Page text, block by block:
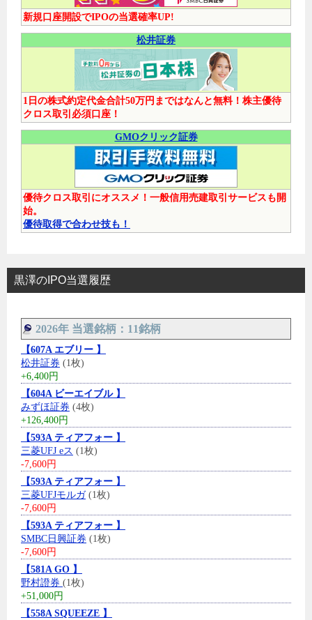
新規口座開設でIPOの当選確率UP!
松井証券
1日の株式約定代金合計50万円まではなんと無料！株主優待
クロス取引必須口座！
GMOクリック証券
優待クロス取引にオススメ！一般信用売建取引サービスも開
始。
優待取得で合わせ技も！
黒澤のIPO当選履歴
2026年 当選銘柄：11銘柄
【607A エブリー 】
松井証券 (1枚)
+6,400円
【604A ビーエイブル 】
みずほ証券 (4枚)
+126,400円
【593A ティアフォー 】
三菱UFJ eス (1枚)
-7,600円
【593A ティアフォー 】
三菱UFJモルガ(1枚)
-7,600円
【593A ティアフォー 】
SMBC日興証券 (1枚)
-7,600円
【581A GO 】
野村證券 (1枚)
+51,000円
【558A SQUEEZE 】